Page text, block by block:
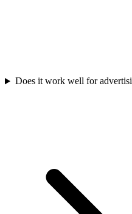
Does it work well for